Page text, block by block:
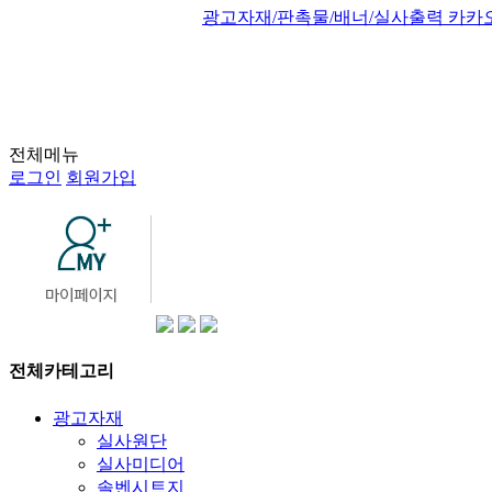
광고자재/판촉물/배너/실사출력 카카
전체메뉴
로그인 회원가입
전체카테고리
광고자재
실사원단
실사미디어
솔벤시트지